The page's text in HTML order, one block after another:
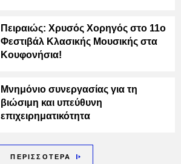
Πειραιώς: Χρυσός Χορηγός στο 11ο
Φεστιβάλ Κλασικής Μουσικής στα
Κουφονήσια!
Μνημόνιο συνεργασίας για τη
βιώσιμη και υπεύθυνη
επιχειρηματικότητα
ΠΕΡΙΣΣΟΤΕΡΑ